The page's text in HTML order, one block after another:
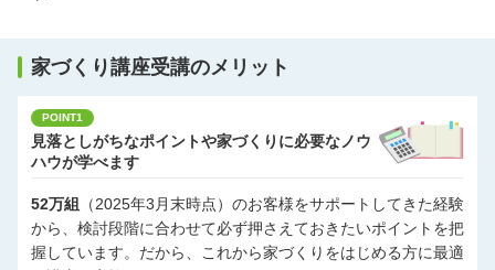
家づくり講座受講のメリット
POINT1
見落としがちなポイントや家づくりに必要なノウ
ハウが学べます
52万組
（2025年3月末時点）のお客様をサポートしてきた経験
から、検討段階に合わせて必ず押さえておきたいポイントを把
握しています。だから、これから家づくりをはじめる方に最適